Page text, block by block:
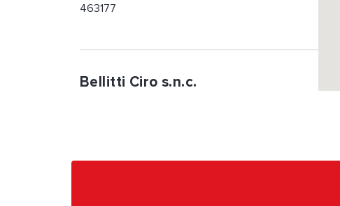
463177
Bellitti Ciro s.n.c.